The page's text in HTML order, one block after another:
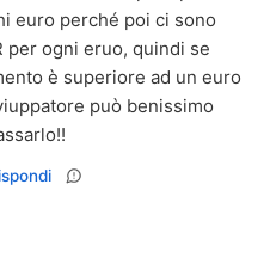
euro perché poi ci sono
per ogni eruo, quindi se
è superiore ad un euro
può benissimo